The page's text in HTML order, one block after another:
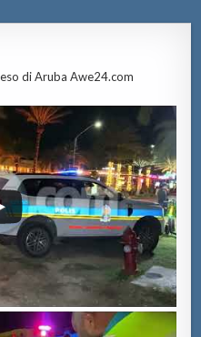
di Aruba Awe24.com